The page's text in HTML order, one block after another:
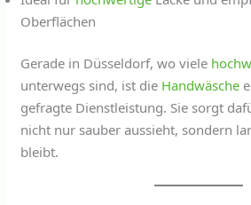
Oberflächen
Gerade in Düsseldorf, wo viele
unterwegs sind, ist die Handwäsche
gefragte Dienstleistung. Sie sorgt
nicht nur sauber aussieht, sondern
bleibt.